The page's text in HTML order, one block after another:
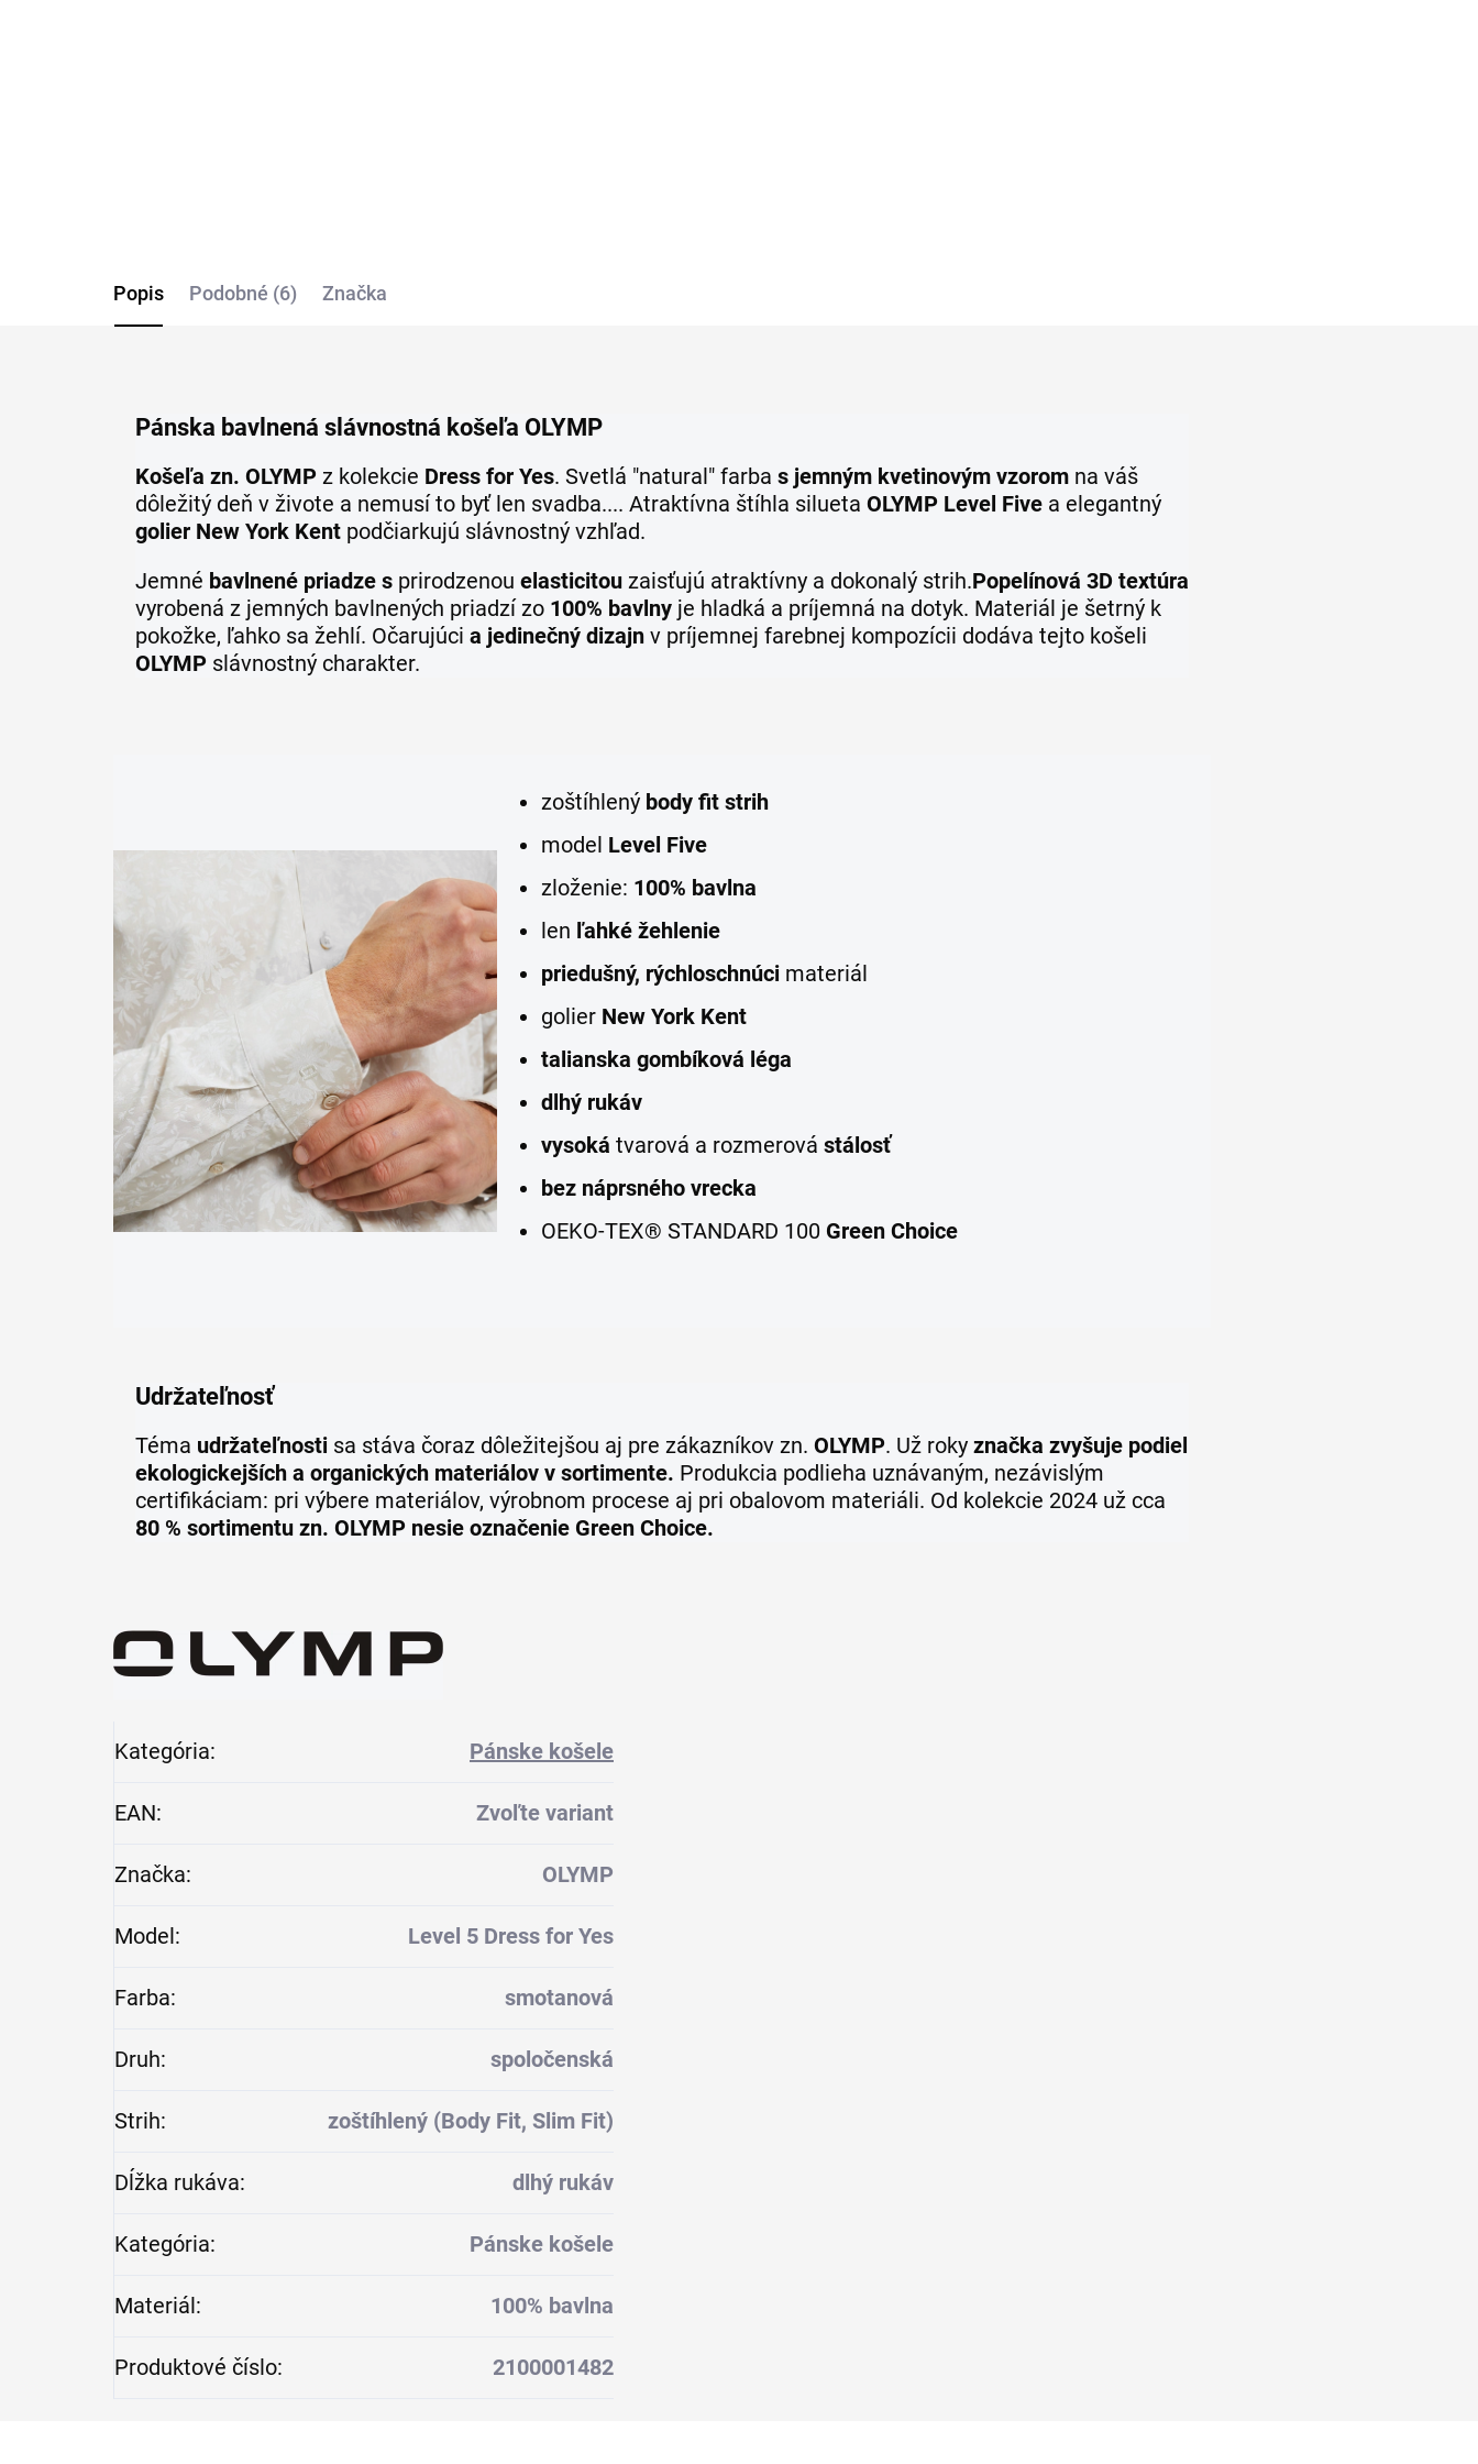
Popis Podobné (6) Značka
Pánska bavlnená slávnostná košeľa OLYMP
Košeľa zn. OLYMP z kolekcie Dress for Yes. Svetlá "natural" farba s jemným kvetinovým vzorom na váš
dôležitý deň v živote a nemusí to byť len svadba.... Atraktívna štíhla silueta OLYMP Level Five a elegantný
golier New York Kent podčiarkujú slávnostný vzhľad.
Jemné bavlnené priadze s prirodzenou elasticitou zaisťujú atraktívny a dokonalý strih.Popelínová 3D textúra
vyrobená z jemných bavlnených priadzí zo 100% bavlny je hladká a príjemná na dotyk. Materiál je šetrný k
pokožke, ľahko sa žehlí. Očarujúci a jedinečný dizajn v príjemnej farebnej kompozícii dodáva tejto košeli
OLYMP slávnostný charakter.
zoštíhlený body fit strih
model Level Five
zloženie: 100% bavlna
len ľahké žehlenie
priedušný, rýchloschnúci materiál
golier New York Kent
talianska gombíková léga
dlhý rukáv
vysoká tvarová a rozmerovástálosť
bez náprsného vrecka
OEKO-TEX® STANDARD 100 Green Choice
Udržateľnosť
Téma udržateľnosti sa stáva čoraz dôležitejšou aj pre zákazníkov zn. OLYMP. Už roky značka zvyšuje podiel
ekologickejších a organických materiálov v sortimente. Produkcia podlieha uznávaným, nezávislým
certifikáciam: pri výbere materiálov, výrobnom procese aj pri obalovom materiáli. Od kolekcie 2024 už cca
80 % sortimentu zn. OLYMP nesie označenie Green Choice.
Kategória: Pánske košele
EAN: Zvoľte variant
Značka: OLYMP
Model: Level 5 Dress for Yes
Farba: smotanová
Druh: spoločenská
Strih: zoštíhlený (Body Fit, Slim Fit)
Dĺžka rukáva: dlhý rukáv
Kategória: Pánske košele
Materiál: 100% bavlna
Produktové číslo: 2100001482